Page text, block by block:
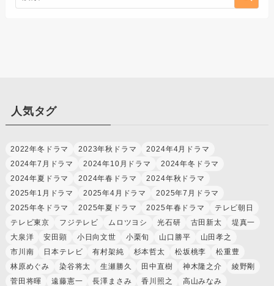
人気タグ
2022年冬ドラマ 2023年秋ドラマ
2024年4月ドラマ
2024年7月ドラマ
2024年10月ドラマ
2024年冬ドラマ
2024年夏ドラマ
2024年春ドラマ
2024年秋ドラマ
2025年1月ドラマ
2025年4月ドラマ
2025年7月ドラマ
2025年冬ドラマ
2025年夏ドラマ 2025年春ドラマ
テレビ朝日
テレビ東京
フジテレビ ムロツヨシ 光石研 古田新太
堤真一
大泉洋
安田顕 小日向文世 小栗旬 山口勝平
山田孝之
市川南
日本テレビ 有村架純 杉本哲太 松坂桃李
松重豊
林原めぐみ
染谷将太 生瀬勝久 田中直樹 神木隆之介
綾野剛
菅田将暉
遠藤憲一 長澤まさみ 香川照之 高山みなみ